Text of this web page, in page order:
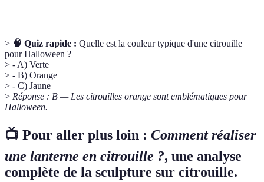
> 🧠 Quiz rapide : Quelle est la couleur typique d'une citrouille
pour Halloween ?
> - A) Verte
> - B) Orange
> - C) Jaune
> Réponse : B — Les citrouilles orange sont emblématiques pour
Halloween.
📺 Pour aller plus loin : Comment réaliser
une lanterne en citrouille ?, une analyse
complète de la sculpture sur citrouille.